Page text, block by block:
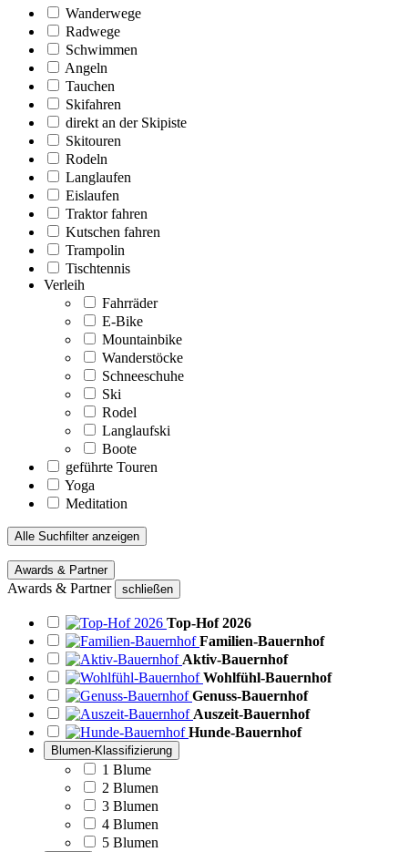
Wanderwege
Radwege
Schwimmen
Angeln
Tauchen
Skifahren
direkt an der Skipiste
Skitouren
Rodeln
Langlaufen
Eislaufen
Traktor fahren
Kutschen fahren
Trampolin
Tischtennis
Verleih
Fahrräder
E-Bike
Mountainbike
Wanderstöcke
Schneeschuhe
Ski
Rodel
Langlaufski
Boote
geführte Touren
Yoga
Meditation
Alle Suchfilter anzeigen
Awards & Partner
Awards & Partner schließen
Top-Hof 2026
Familien-Bauernhof
Aktiv-Bauernhof
Wohlfühl-Bauernhof
Genuss-Bauernhof
Auszeit-Bauernhof
Hunde-Bauernhof
Blumen-Klassifizierung
1 Blume
2 Blumen
3 Blumen
4 Blumen
5 Blumen